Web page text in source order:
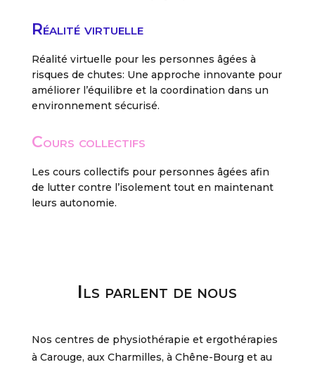
Réalité virtuelle
Réalité virtuelle pour les personnes âgées à
risques de chutes: Une approche innovante pour
améliorer l’équilibre et la coordination dans un
environnement sécurisé.
Cours collectifs
Les cours collectifs pour personnes âgées afin
de lutter contre l’isolement tout en maintenant
leurs autonomie.
Ils parlent de nous
Nos centres de physiothérapie et ergothérapies
à Carouge, aux Charmilles, à Chêne-Bourg et au